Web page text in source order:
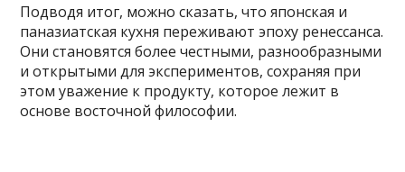
Подводя итог, можно сказать, что японская и
паназиатская кухня переживают эпоху ренессанса.
Они становятся более честными, разнообразными
и открытыми для экспериментов, сохраняя при
этом уважение к продукту, которое лежит в
основе восточной философии.